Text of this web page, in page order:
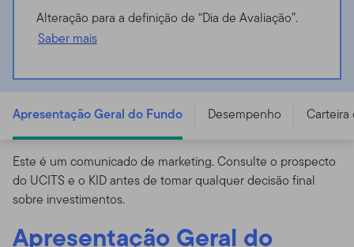
Alteração para a definição de “Dia de Avaliação”.
Saber mais
Franklin MENA Fund - N (acc) USD - LU0352132871
Apresentação Geral do Fundo Desempenho
Este é um comunicado de marketing. Consulte o prospecto
do UCITS e o KID antes de tomar qualquer decisão final
sobre investimentos.
Apresentação Geral do